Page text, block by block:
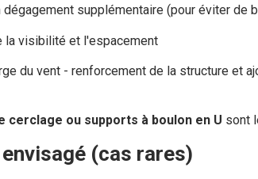
supplémentaire (pour éviter de
la visibilité et l'espacement
du vent - renforcement de la structure et
cerclage ou supports à boulon en U sont
(cas rares)